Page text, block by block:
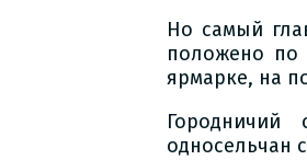
Но самый
положено по
ярмарке, на
Городничий
односельчан